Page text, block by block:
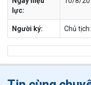
lực:
Người ký: Chủ